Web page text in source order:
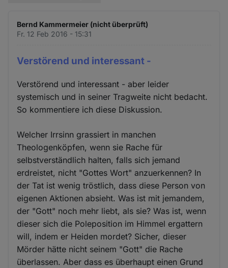
Bernd Kammermeier (nicht überprüft)
Fr. 12 Feb 2016 - 15:31
Verstörend und interessant -
Verstörend und interessant - aber leider
systemisch und in seiner Tragweite nicht bedacht.
So kommentiere ich diese Diskussion.
Welcher Irrsinn grassiert in manchen
Theologenköpfen, wenn sie Rache für
selbstverständlich halten, falls sich jemand
erdreistet, nicht "Gottes Wort" anzuerkennen? In
der Tat ist wenig tröstlich, dass diese Person von
eigenen Aktionen absieht. Was ist mit jemandem,
der "Gott" noch mehr liebt, als sie? Was ist, wenn
dieser sich die Poleposition im Himmel ergattern
will, indem er Heiden mordet? Sicher, dieser
Mörder hätte nicht seinem "Gott" die Rache
überlassen. Aber dass es überhaupt einen Grund